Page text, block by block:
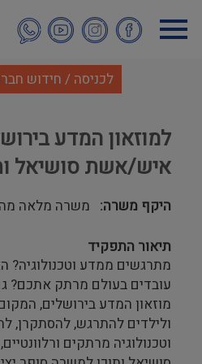
לתוכן
העיקרי
לכניסה / חידוש
למוזאון המדע
איש/אשת סושיאל
היקף משרה
משרה מלאה
תיאור התפקיד
מתרגשים ממדע וטכנולוגיה?
עובדים בעולם מרתק אתכם?
מוזאון המדע בירושלים,
ולילדים להתרגש, להסתקרן,
וטכנולוגיה מרתקים